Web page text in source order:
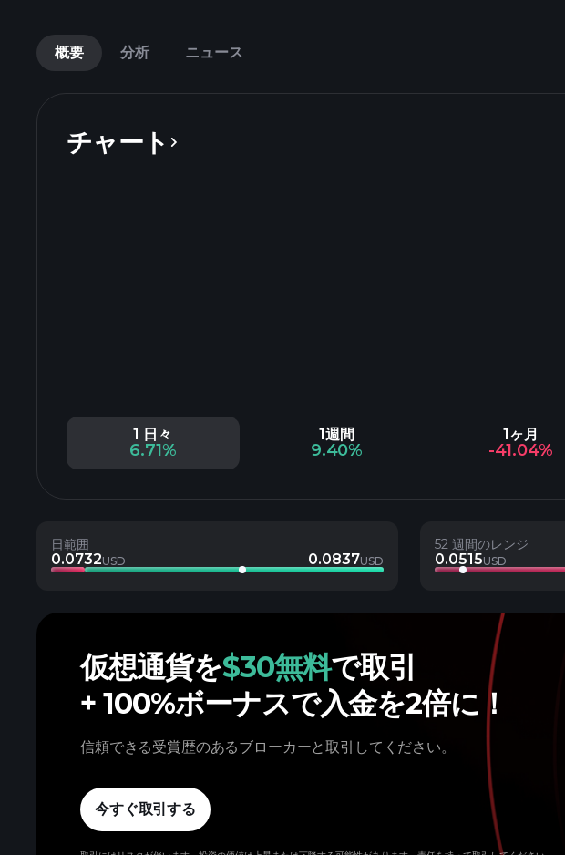
概要 分析 ニュース
チャート
1 日々
6.71%
1週間
9.40%
1ヶ月
-41.04%
日範囲
0.0732USD 0.0837USD
52 週間のレンジ
0.0515USD
仮想通貨を$30無料で取引
+ 100%ボーナスで入金を2倍に！
信頼できる受賞歴のあるブローカーと取引してください。
今すぐ取引する